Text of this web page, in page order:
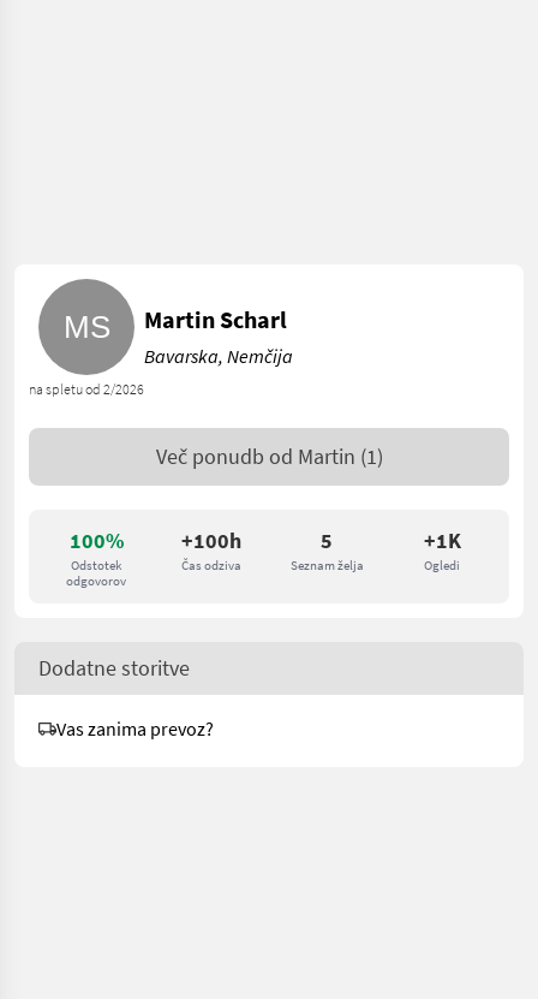
100%
Odstotek
odgovorov
+100h
Čas odziva
5
Seznam želja
+1K
Ogledi
na spletu od 2/2026
Martin Scharl
Bavarska, Nemčija
Več ponudb od Martin (1)
Dodatne storitve
Vas zanima prevoz?